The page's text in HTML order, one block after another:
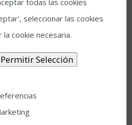
abrirá su programación con el
figura indiscutible de la música
del último siglo. A lo largo de
una pieza clave en este
y creador, sino
seleccionar las cookies
cookie necesaria.